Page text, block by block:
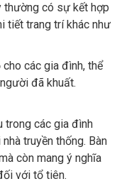
thường có sự kết hợp
tiết trang trí khác như
các gia đình, thể
đã khuất.
trong các gia đình
truyền thống. Bàn
còn mang ý nghĩa
với tổ tiên.